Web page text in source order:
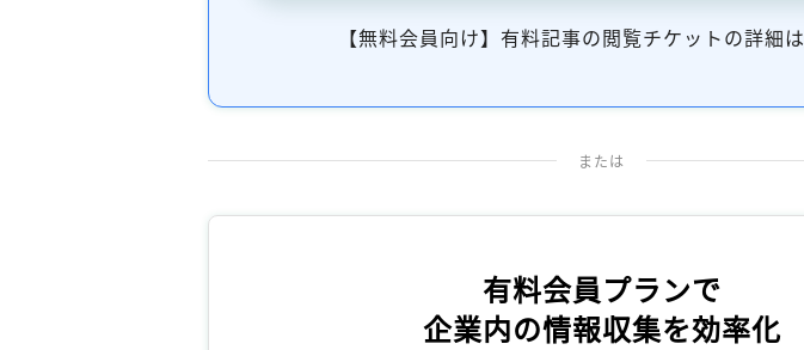
【無料会員向け】有料記事の閲覧チケットの詳細は
または
有料会員プランで
企業内の情報収集を効率化